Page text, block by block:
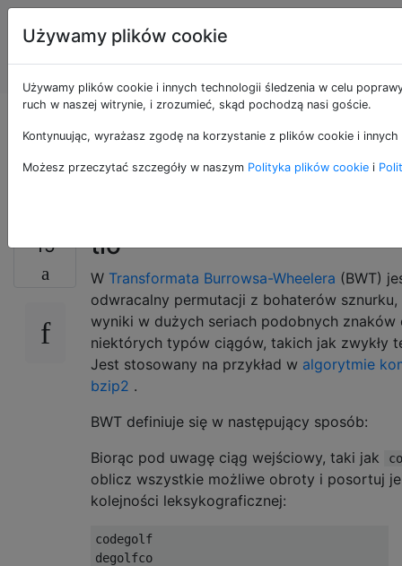
Programowanie
puzzli i Code
Golf
Burrows, Wheeler
and Back
15 tło
W Transformata Burrowsa-Wheelera (BWT)
odwracalny permutacji z bohaterów sznurku,
wyniki w dużych seriach podobnych znaków
niektórych typów ciągów, takich jak zwykły
Jest stosowany na przykład w algorytmie
bzip2 .
BWT definiuje się w następujący sposób:
Biorąc pod uwagę ciąg wejściowy, taki jak
oblicz wszystkie możliwe obroty i posortuj
kolejności leksykograficznej:
codegolf
degolfco
Używamy plików cookie
Używamy plików cookie i innych technologii śledzenia w celu
ruch w naszej witrynie, i zrozumieć, skąd pochodzą nasi goście.
Kontynuując, wyrażasz zgodę na korzystanie z plików cookie i
Możesz przeczytać szczegóły w naszym Polityka plików cookie i